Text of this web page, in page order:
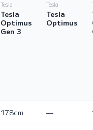
Tesla
Tesla
Optimus
Gen 3
Tesla
Tesla
Optimus
178cm —